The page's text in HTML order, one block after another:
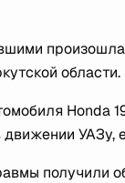
области.
Honda
УАЗу,
получили